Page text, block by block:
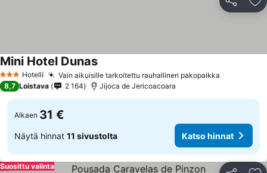
Jaa
3 Tähtiluokitus
Hotelli Vain aikuisille tarkoitettu rauhallinen pakopaikka
Mini Hotel Dunas
8,7 Loistava 2 164 Jijoca de Jericoacoara
Alkaen 31 €
Näytä hinnat 11 sivustolta Katso hinnat
Suosittu valinta